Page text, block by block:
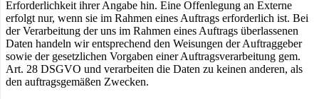
Erforderlichkeit ihrer Angabe hin. Eine Offenlegung an Externe
erfolgt nur, wenn sie im Rahmen eines Auftrags erforderlich ist. Bei
der Verarbeitung der uns im Rahmen eines Auftrags überlassenen
Daten handeln wir entsprechend den Weisungen der Auftraggeber
sowie der gesetzlichen Vorgaben einer Auftragsverarbeitung gem.
Art. 28 DSGVO und verarbeiten die Daten zu keinen anderen, als
den auftragsgemäßen Zwecken.